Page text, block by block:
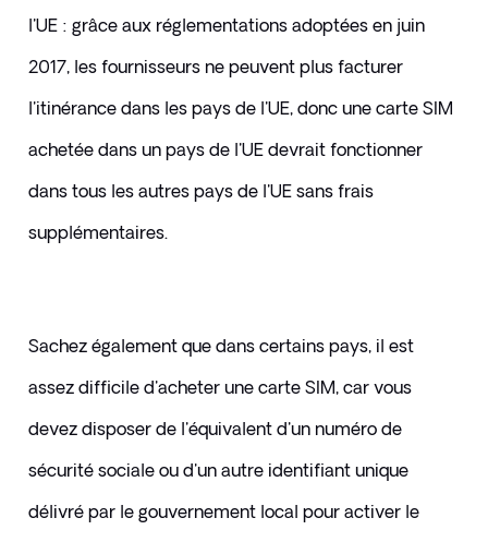
l'UE : grâce aux réglementations adoptées en juin
2017, les fournisseurs ne peuvent plus facturer
l'itinérance dans les pays de l'UE, donc une carte SIM
achetée dans un pays de l'UE devrait fonctionner
dans tous les autres pays de l'UE sans frais
supplémentaires.
Sachez également que dans certains pays, il est
assez difficile d'acheter une carte SIM, car vous
devez disposer de l'équivalent d'un numéro de
sécurité sociale ou d'un autre identifiant unique
délivré par le gouvernement local pour activer le